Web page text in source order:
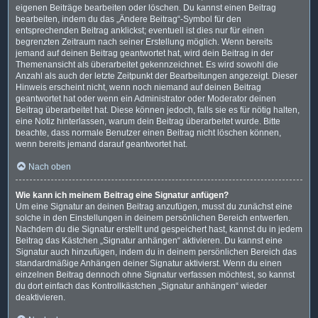
eigenen Beiträge bearbeiten oder löschen. Du kannst einen Beitrag
bearbeiten, indem du das „Ändere Beitrag“-Symbol für den
entsprechenden Beitrag anklickst; eventuell ist dies nur für einen
begrenzten Zeitraum nach seiner Erstellung möglich. Wenn bereits
jemand auf deinen Beitrag geantwortet hat, wird dein Beitrag in der
Themenansicht als überarbeitet gekennzeichnet. Es wird sowohl die
Anzahl als auch der letzte Zeitpunkt der Bearbeitungen angezeigt. Dieser
Hinweis erscheint nicht, wenn noch niemand auf deinen Beitrag
geantwortet hat oder wenn ein Administrator oder Moderator deinen
Beitrag überarbeitet hat. Diese können jedoch, falls sie es für nötig halten,
eine Notiz hinterlassen, warum dein Beitrag überarbeitet wurde. Bitte
beachte, dass normale Benutzer einen Beitrag nicht löschen können,
wenn bereits jemand darauf geantwortet hat.
Nach oben
Wie kann ich meinem Beitrag eine Signatur anfügen?
Um eine Signatur an deinen Beitrag anzufügen, musst du zunächst eine
solche in den Einstellungen in deinem persönlichen Bereich entwerfen.
Nachdem du die Signatur erstellt und gespeichert hast, kannst du in jedem
Beitrag das Kästchen „Signatur anhängen“ aktivieren. Du kannst eine
Signatur auch hinzufügen, indem du in deinem persönlichen Bereich das
standardmäßige Anhängen deiner Signatur aktivierst. Wenn du einen
einzelnen Beitrag dennoch ohne Signatur verfassen möchtest, so kannst
du dort einfach das Kontrollkästchen „Signatur anhängen“ wieder
deaktivieren.